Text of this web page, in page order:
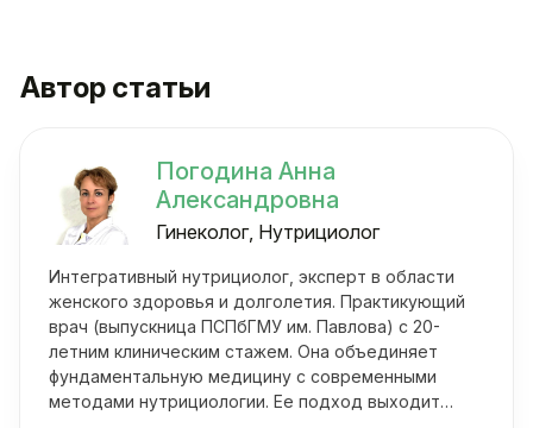
Автор статьи
Погодина Анна
Александровна
Гинеколог, Нутрициолог
Интегративный нутрициолог, эксперт в области
женского здоровья и долголетия. Практикующий
врач (выпускница ПСПбГМУ им. Павлова) с 20-
летним клиническим стажем. Она объединяет
фундаментальную медицину с современными
методами нутрициологии. Ее подход выходит